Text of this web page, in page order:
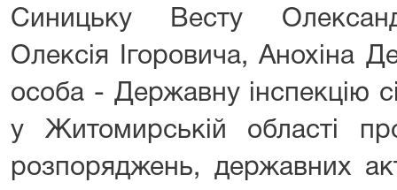
Синицьку Весту
Олексія Ігоровича, Анохіна
особа - Державну інспекцію
у Житомирській області
розпоряджень, державних